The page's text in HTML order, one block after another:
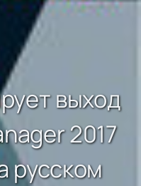
выход
2017
русском